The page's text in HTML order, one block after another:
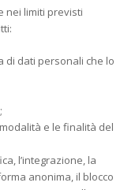
nei limiti previsti
di dati personali che lo
e le finalità del
l’integrazione, la
anonima, il blocco